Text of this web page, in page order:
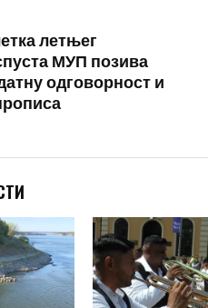
летњег
МУП позива
одговорност и